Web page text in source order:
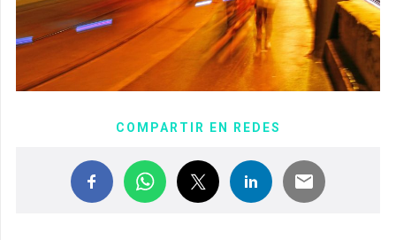
COMPARTIR EN REDES